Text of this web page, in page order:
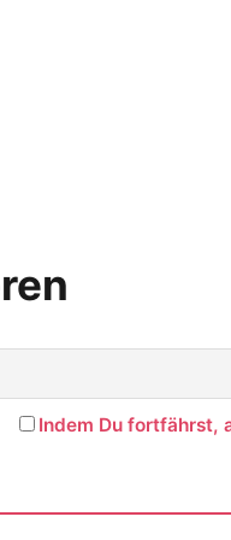
Indem Du fortfährst,